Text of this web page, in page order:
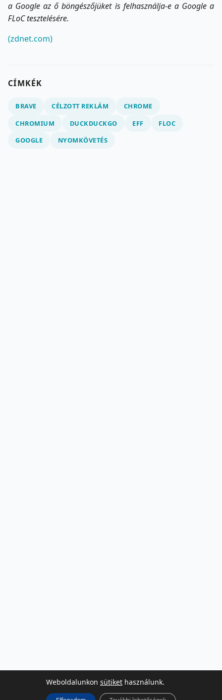
a Google az ő böngészőjüket is felhasználja-e a Google a
FLoC tesztelésére.
(zdnet.com)
CÍMKÉK
BRAVE CÉLZOTT REKLÁM
CHROME
CHROMIUM
DUCKDUCKGO EFF
FLOC
GOOGLE
NYOMKÖVETÉS
Weboldalunkon sütiket használunk.